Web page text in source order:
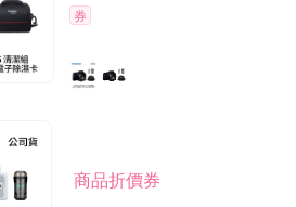
券
商品折價券